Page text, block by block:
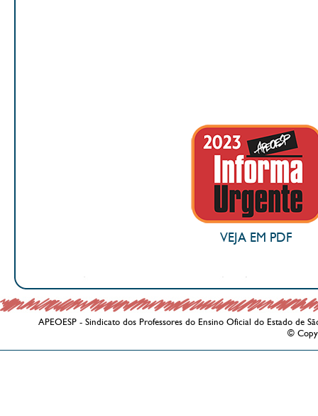
VEJA EM PDF
APEOESP - Sindicato dos Professores do Ensino Oficial do Estado de
©